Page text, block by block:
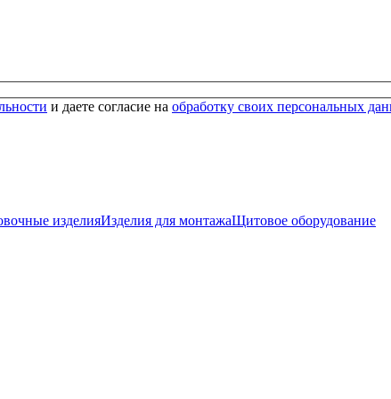
и даете согласие на обработку своих персональных
изделияИзделия для монтажаЩитовое оборудование